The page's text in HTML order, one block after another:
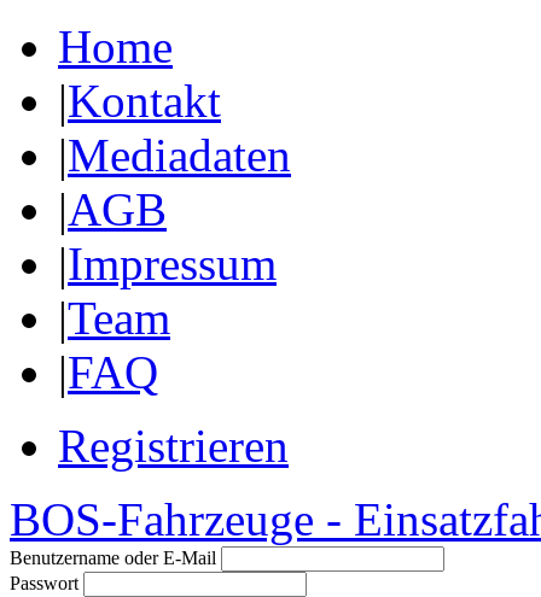
Home
|Kontakt
|Mediadaten
|AGB
|Impressum
|Team
|FAQ
Registrieren
BOS-Fahrzeuge -
Benutzername oder E-Mail
Passwort